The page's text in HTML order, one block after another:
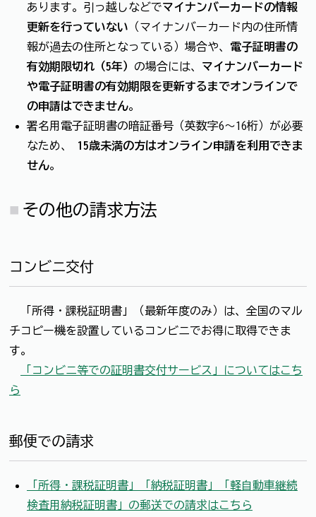
あります。引っ越しなどでマイナンバーカードの情報
更新を行っていない （マイナンバーカード内の住所情
報が過去の住所となっている）場合や、 電子証明書の
有効期限切れ（5年） の場合には、 マイナンバーカード
や電子証明書の有効期限を更新するまでオンラインで
の申請はできません。
署名用電子証明書の暗証番号（英数字6〜16桁）が必要
なため、 15歳未満の方はオンライン申請を利用できま
せん。
その他の請求方法
コンビニ交付
「所得・課税証明書」（最新年度のみ）は、全国のマル
チコピー機を設置しているコンビニでお得に取得できま
す。
「コンビニ等での証明書交付サービス」についてはこち
ら
郵便での請求
「所得・課税証明書」「納税証明書」「軽自動車継続
検査用納税証明書」の郵送での請求はこちら